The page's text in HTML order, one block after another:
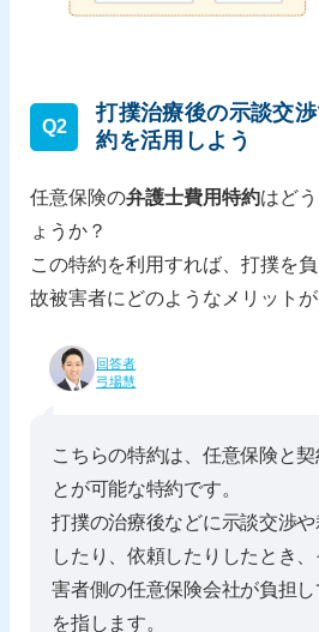
Q2
打撲治療後の示談交
約を活用しよう
任意保険の弁護士費用特約はど
ょうか？
この特約を利用すれば、打撲を
故被害者にどのようなメリットが
回答者
弓場慧
こちらの特約は、任意保険と
とが可能な特約です。
打撲の治療後などに示談交渉
したり、依頼したりしたとき
害者側の任意保険会社が負担
を指します。